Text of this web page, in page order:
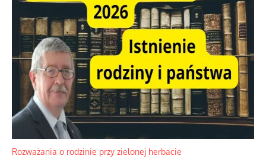
Rozważania o rodzinie przy zielonej herbacie